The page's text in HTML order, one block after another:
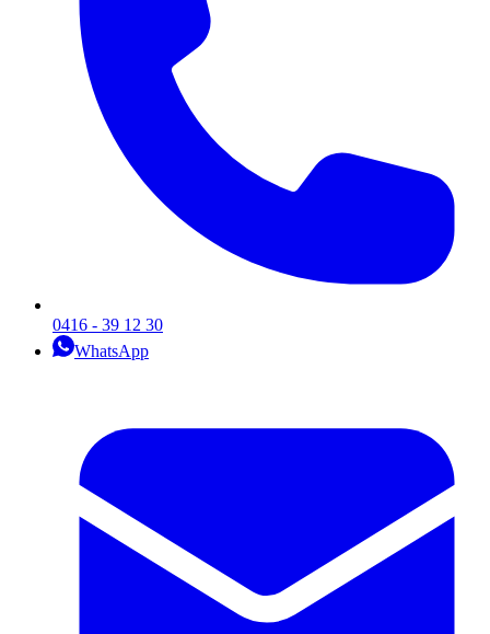
0416 - 39 12 30
WhatsApp